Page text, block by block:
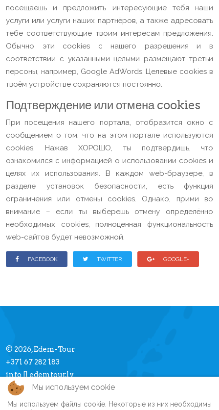
посещаешь и предложить интересующие тебя наши
услуги или услуги наших партнёров, а также адресовать
тебе соответствующие твоим интересам предложения.
Обычно эти cookies с нашего разрешения и в
соответствии с указанными целыми размещают третьи
персоны, например, Google AdWords. Целевые cookies в
твоём устройстве сохраняются постоянно.
Подтверждение или отмена cookies
При посещения нашего портала, отобразится окно с
сообщением о том, что на этом портале используются
cookies. Нажав ХОРОШО, ты подтвердишь, что
ознакомился с информацией о использовании cookies и
целях их использования. В каждом web-браузере, в
разделе установок безопасности, есть функция
ограничения или отмены cookies. Однако, прими во
внимание – если ты выберешь отмену определённо
необходимых cookies, полноценная функциональность
web-сайтов будет невозможной.
FACEBOOK TWITTER GOOGLE+
© 2026, Edem-Tour
+371 67 282 183
info [] edemtour.lv
Про Edem-Tour
Мы используем cookie
Мы используем файлы cookie. Некоторые из них необходимы